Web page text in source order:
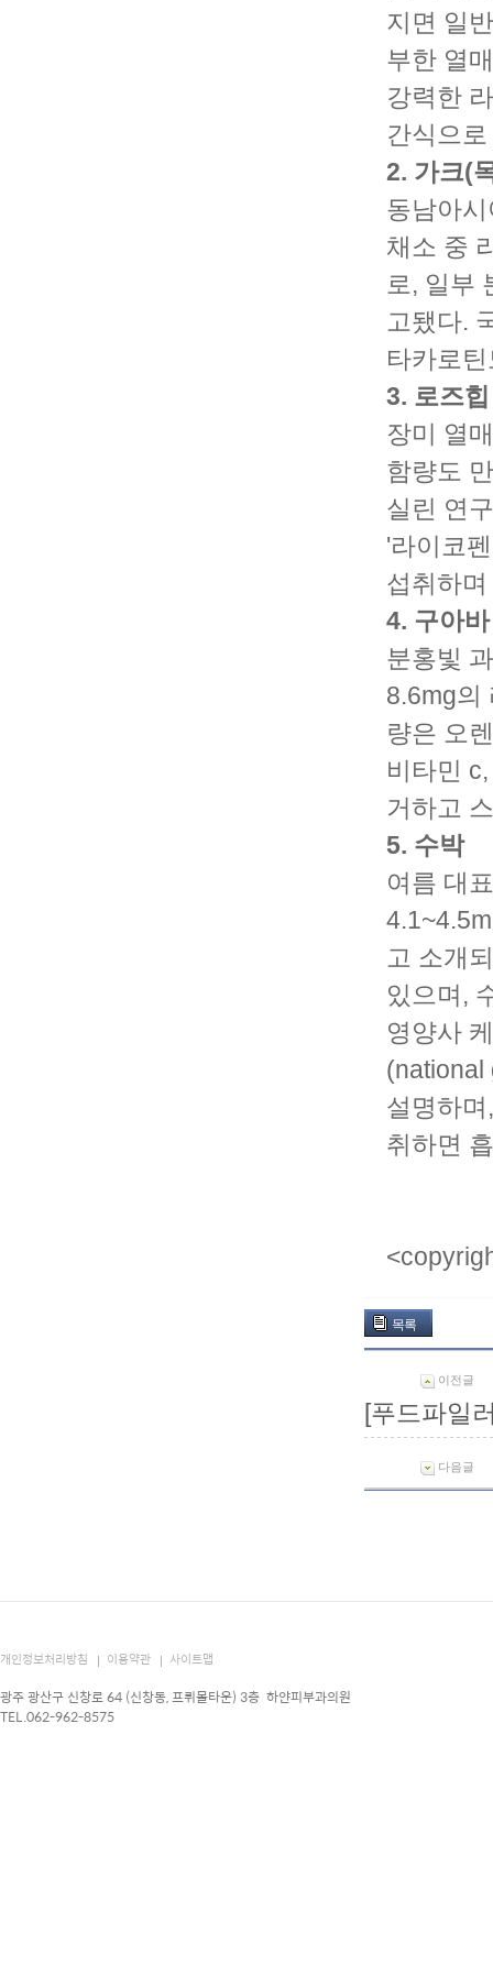
지면 일
부한 열
강력한
간식으
2. 가크(
동남아
채소 중
로, 일부
고됐다.
타카로
3. 로즈힙
장미 열
함량도
실린 연
'라이코
섭취하
4. 구아바
분홍빛
8.6mg의
량은 오
비타민
거하고
5. 수박
여름 대
고 소개
있으며,
영양사
(national
설명하
취하면
목록
이전글
[푸드파일
다음글
개인정보처리방침 이용약관 사이트맵
광주 광산구 신창로 64 (신창동, 프뤼몰타운) 3층 하얀피부과의원
TEL.062-962-8575